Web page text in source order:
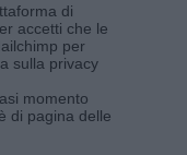
di
accetti che le
per
sulla privacy
momento
di pagina delle